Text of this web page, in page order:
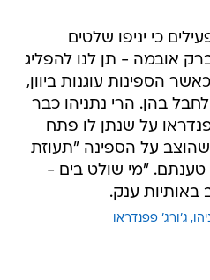
כי יניפו שלטים
אובמה - תן לנו להפליג
הספינות עוגנות ביוון,
בהן. הרי נתניהו כבר
על שנתן לו פתח
על הספינה "תעוזת
"מי שולט בים -
באותיות ענק.
ג'ורג' פפנדראו